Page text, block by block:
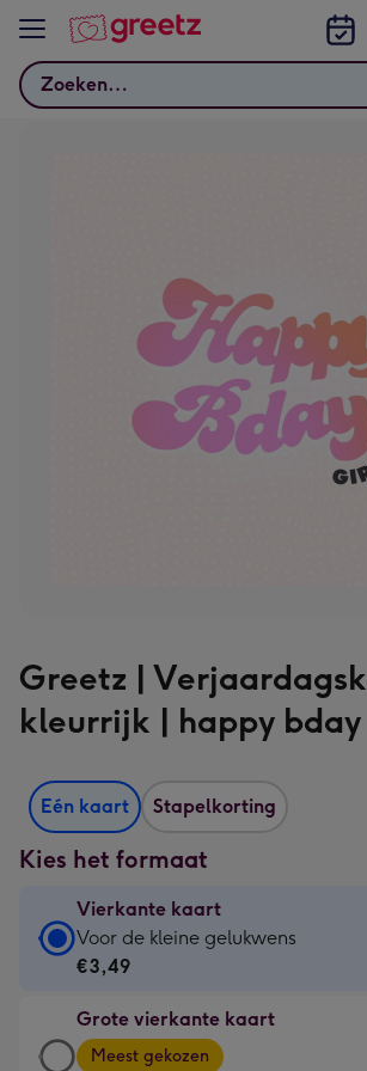
Bekijk meer
Zoeken
Greetz |
kleurrijk | happy bday
Eén kaart Stapelkorting
Kies het formaat
Vierkante kaart
Vierkante
kaart
€3,49
-
Voor de kleine gelukwens
€3,49
Grote vierkante kaart
Grote
Meest gekozen